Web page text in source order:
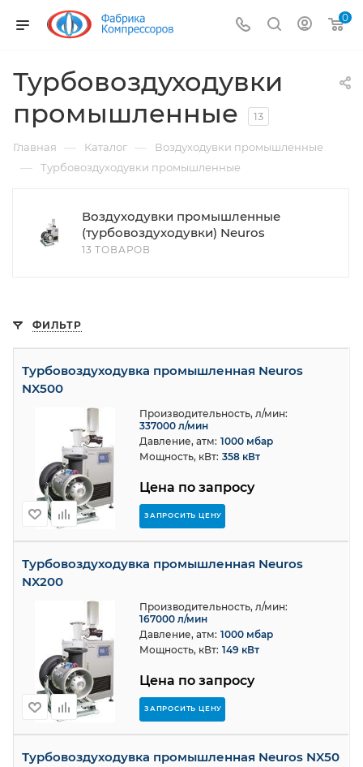
0
Турбовоздуходувки
промышленные
13
Главная — Каталог — Воздуходувки промышленные
— Турбовоздуходувки промышленные
Воздуходувки промышленные
(турбовоздуходувки) Neuros
13 ТОВАРОВ
ФИЛЬТР
Турбовоздуходувка промышленная Neuros
NX500
Цена по запросу
ЗАПРОСИТЬ ЦЕНУ
Производительность, л/мин:
337000 л/мин
Давление, атм: 1000 мбар
Мощность, кВт: 358 кВт
Турбовоздуходувка промышленная Neuros
NX200
Цена по запросу
ЗАПРОСИТЬ ЦЕНУ
Производительность, л/мин:
167000 л/мин
Давление, атм: 1000 мбар
Мощность, кВт: 149 кВт
Турбовоздуходувка промышленная Neuros NX50